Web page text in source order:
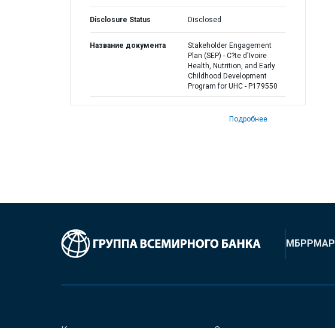
Disclosure Status Disclosed
Название документа
Stakeholder Engagement
Plan (SEP) - C?te d'Ivoire
Health, Nutrition, and Early
Childhood Development
Program for UHC - P179550
Подробнее
МБРРМАР